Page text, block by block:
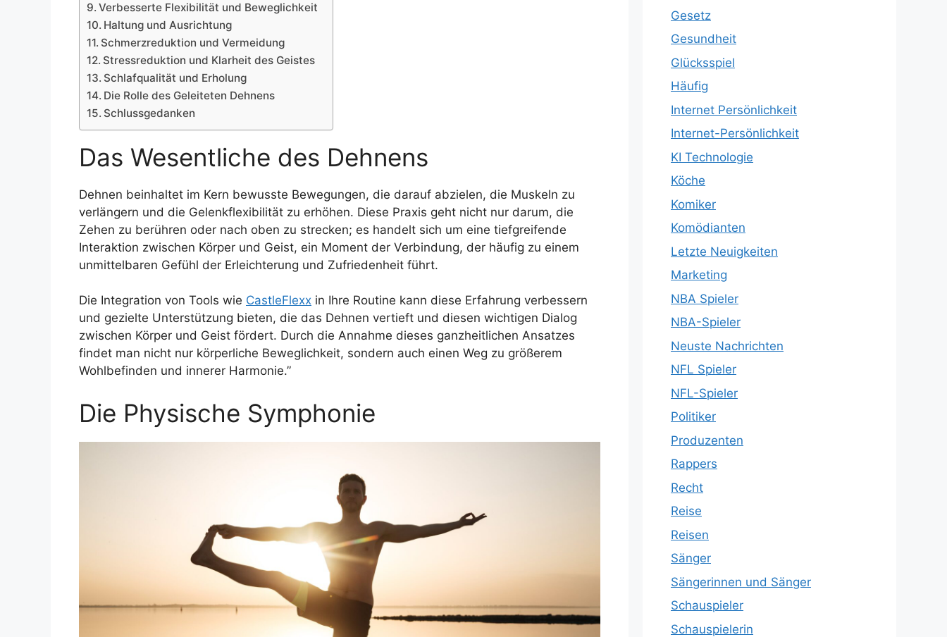
Verbesserte Flexibilität und Beweglichkeit
Haltung und Ausrichtung
Schmerzreduktion und Vermeidung
Stressreduktion und Klarheit des Geistes
Schlafqualität und Erholung
Die Rolle des Geleiteten Dehnens
Schlussgedanken
Das Wesentliche des Dehnens
Dehnen beinhaltet im Kern bewusste Bewegungen, die darauf abzielen, die Muskeln zu
verlängern und die Gelenkflexibilität zu erhöhen. Diese Praxis geht nicht nur darum, die
Zehen zu berühren oder nach oben zu strecken; es handelt sich um eine tiefgreifende
Interaktion zwischen Körper und Geist, ein Moment der Verbindung, der häufig zu einem
unmittelbaren Gefühl der Erleichterung und Zufriedenheit führt.
Die Integration von Tools wie CastleFlexx in Ihre Routine kann diese Erfahrung verbessern
und gezielte Unterstützung bieten, die das Dehnen vertieft und diesen wichtigen Dialog
zwischen Körper und Geist fördert. Durch die Annahme dieses ganzheitlichen Ansatzes
findet man nicht nur körperliche Beweglichkeit, sondern auch einen Weg zu größerem
Wohlbefinden und innerer Harmonie.”
Die Physische Symphonie
Gesetz
Gesundheit
Glücksspiel
Häufig
Internet Persönlichkeit
Internet-Persönlichkeit
KI Technologie
Köche
Komiker
Komödianten
Letzte Neuigkeiten
Marketing
NBA Spieler
NBA-Spieler
Neuste Nachrichten
NFL Spieler
NFL-Spieler
Politiker
Produzenten
Rappers
Recht
Reise
Reisen
Sänger
Sängerinnen und Sänger
Schauspieler
Schauspielerin